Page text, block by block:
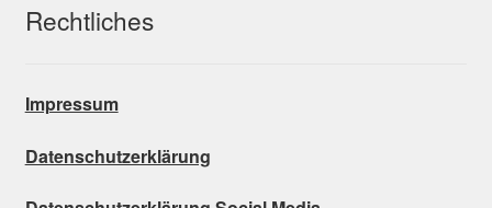
Rechtliches
Impressum
Datenschutzerklärung